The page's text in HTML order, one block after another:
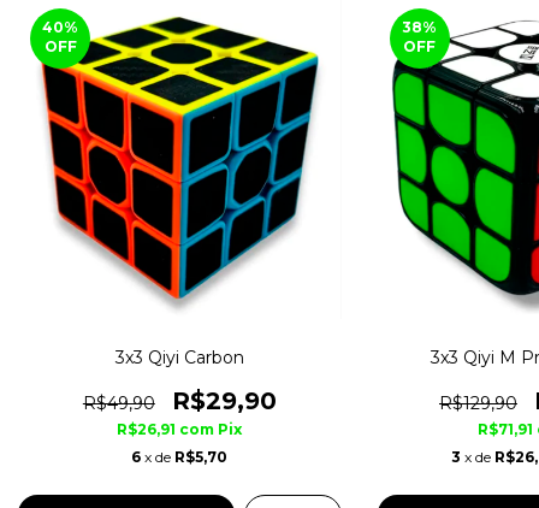
40%
OFF
3x3 Qiyi Carbon
R$49,90 R$29,90
R$26,91 com Pix
6 x de R$5,70
38%
OFF
3x3 Qiyi M
R$129,90
R$71,91
3 x de